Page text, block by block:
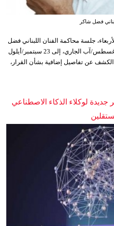
فضل شاكر
جلسة محاكمة الفنان اللبناني فضل
شاكر، التي كانت مقرر عقدها في 5 أغسطس/آب الجاري، إلى 23 سبتمبر/أيلول
الكشف عن تفاصيل إضافية بشأن القرار،
لوكلاء الذكاء الاصطناعي